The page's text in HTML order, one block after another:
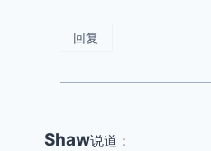
回复
Shaw说道：